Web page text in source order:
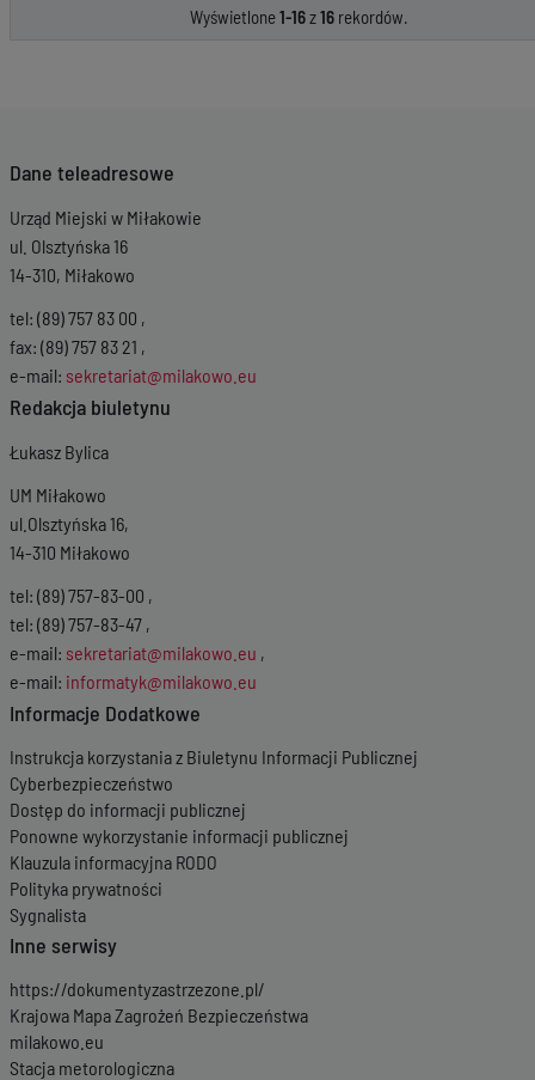
Wyświetlone1-16z16 rekordów.
Dane teleadresowe
Urząd Miejski w Miłakowie
ul. Olsztyńska 16
14-310, Miłakowo
tel: (89) 757 83 00 ,
fax: (89) 757 83 21 ,
e-mail: sekretariat@milakowo.eu
Redakcja biuletynu
Łukasz Bylica
UM Miłakowo
ul.Olsztyńska 16,
14-310 Miłakowo
tel: (89) 757-83-00 ,
tel: (89) 757-83-47 ,
e-mail: sekretariat@milakowo.eu ,
e-mail: informatyk@milakowo.eu
Informacje Dodatkowe
Instrukcja korzystania z Biuletynu Informacji Publicznej
Cyberbezpieczeństwo
Dostęp do informacji publicznej
Ponowne wykorzystanie informacji publicznej
Klauzula informacyjna RODO
Polityka prywatności
Sygnalista
Inne serwisy
https://dokumentyzastrzezone.pl/
Krajowa Mapa Zagrożeń Bezpieczeństwa
milakowo.eu
Stacja metorologiczna